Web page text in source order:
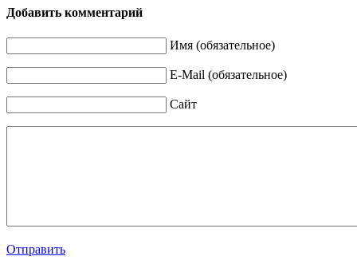
Добавить комментарий
Имя (обязательное)
E-Mail (обязательное)
Сайт
Отправить